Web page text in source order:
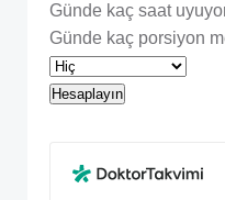
Günde kaç saat
Günde kaç porsiyon
Hesaplayın